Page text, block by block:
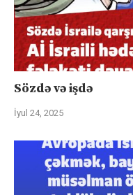
Sözdə və işdə
İyul 24, 2025